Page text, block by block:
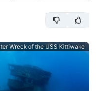
Wreck of the USS Kittiwake